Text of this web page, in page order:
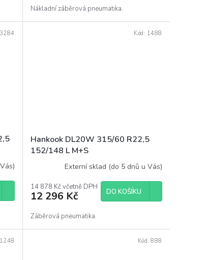
Nákladní záběrová pneumatika.
3284
Hankook DL20W 315/60 R22,5
152/148 L M+S
Externí sklad (do 5 dnů u Vás)
14 878 Kč včetně DPH
12 296 Kč DO KOŠÍKU
Záběrová pneumatika.
Kód: 1488
1248 Kód:888